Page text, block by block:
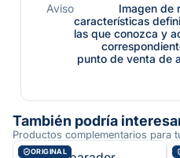
Aviso
Imagen de
características
las que conozca y
punto de venta de
También podría
Productos complementarios para
ORIGINAL